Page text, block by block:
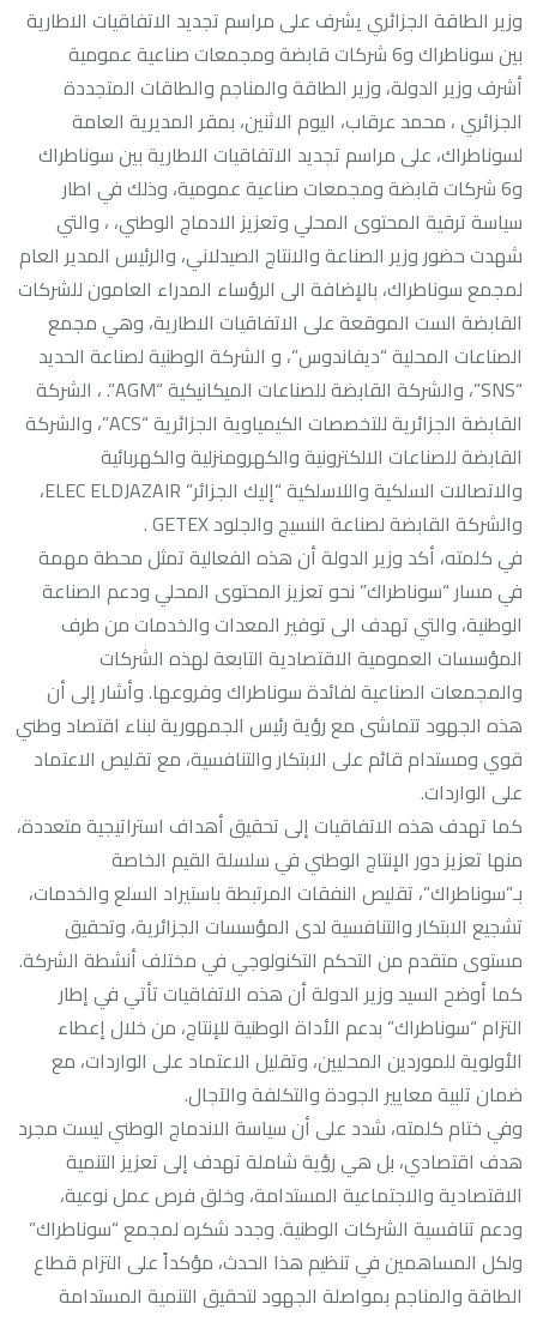
وزير الطاقة الجزائري يشرف على مراسم تجديد الاتفاقيات الاطارية
بين سوناطراك و6 شركات قابضة ومجمعات صناعية عمومية
أشرف وزير الدولة، وزير الطاقة والمناجم والطاقات المتجددة
الجزائري ، محمد عرقاب، اليوم الاثنين، بمقر المديرية العامة
لسوناطراك، على مراسم تجديد الاتفاقيات الاطارية بين سوناطراك
و6 شركات قابضة ومجمعات صناعية عمومية، وذلك في اطار
سياسة ترقية المحتوى المحلي وتعزيز الادماج الوطني، ، والتي
شهدت حضور وزير الصناعة والانتاج الصيدلاني، والرئيس المدير العام
لمجمع سوناطراك، بالإضافة الى الرؤساء المدراء العامون للشركات
القابضة الست الموقعة على الاتفاقيات الاطارية، وهي مجمع
الصناعات المحلية “ديفاندوس”، و الشركة الوطنية لصناعة الحديد
“SNS”، والشركة القابضة للصناعات الميكانيكية “AGM”. ، الشركة
القابضة الجزائرية للتخصصات الكيمياوية الجزائرية “ACS”، والشركة
القابضة للصناعات الالكترونية والكهرومنزلية والكهربائية
والاتصالات السلكية واللاسلكية “إليك الجزائر” ELEC ELDJAZAIR،
والشركة القابضة لصناعة النسيج والجلود GETEX .
في كلمته، أكد وزير الدولة أن هذه الفعالية تمثل محطة مهمة
في مسار “سوناطراك” نحو تعزيز المحتوى المحلي ودعم الصناعة
الوطنية، والتي تهدف الى توفير المعدات والخدمات من طرف
المؤسسات العمومية الاقتصادية التابعة لهذه الشركات
والمجمعات الصناعية لفائدة سوناطراك وفروعها. وأشار إلى أن
هذه الجهود تتماشى مع رؤية رئيس الجمهورية لبناء اقتصاد وطني
قوي ومستدام قائم على الابتكار والتنافسية، مع تقليص الاعتماد
على الواردات.
كما تهدف هذه الاتفاقيات إلى تحقيق أهداف استراتيجية متعددة،
منها تعزيز دور الإنتاج الوطني في سلسلة القيم الخاصة
بـ”سوناطراك”، تقليص النفقات المرتبطة باستيراد السلع والخدمات،
تشجيع الابتكار والتنافسية لدى المؤسسات الجزائرية، وتحقيق
مستوى متقدم من التحكم التكنولوجي في مختلف أنشطة الشركة.
كما أوضح السيد وزير الدولة أن هذه الاتفاقيات تأتي في إطار
التزام “سوناطراك” بدعم الأداة الوطنية للإنتاج، من خلال إعطاء
الأولوية للموردين المحليين، وتقليل الاعتماد على الواردات، مع
ضمان تلبية معايير الجودة والتكلفة والآجال.
وفي ختام كلمته، شدد على أن سياسة الاندماج الوطني ليست مجرد
هدف اقتصادي، بل هي رؤية شاملة تهدف إلى تعزيز التنمية
الاقتصادية والاجتماعية المستدامة، وخلق فرص عمل نوعية،
ودعم تنافسية الشركات الوطنية. وجدد شكره لمجمع “سوناطراك”
ولكل المساهمين في تنظيم هذا الحدث، مؤكداً على التزام قطاع
الطاقة والمناجم بمواصلة الجهود لتحقيق التنمية المستدامة